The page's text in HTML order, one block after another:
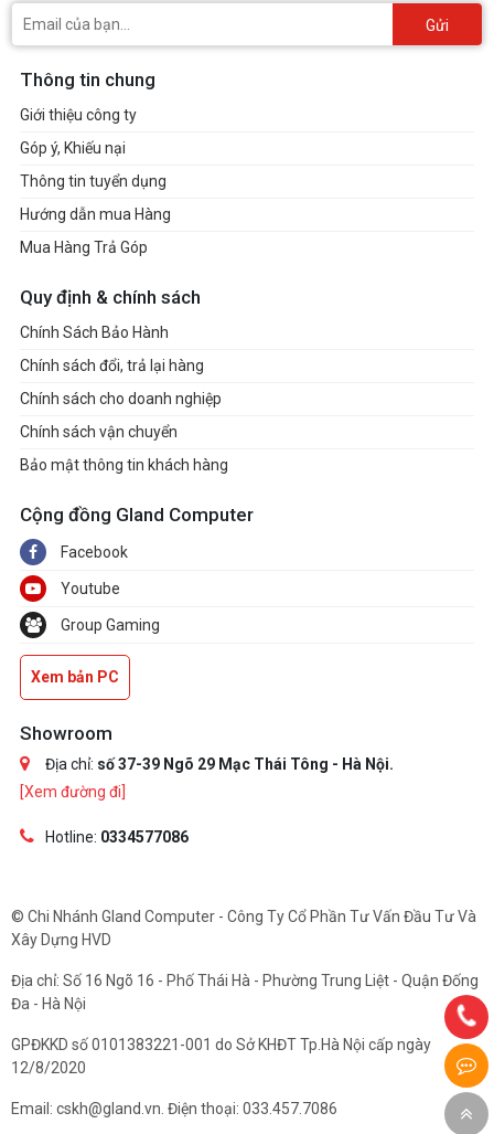
Gửi
Thông tin chung
Giới thiệu công ty
Góp ý, Khiếu nại
Thông tin tuyển dụng
Hướng dẫn mua Hàng
Mua Hàng Trả Góp
Quy định & chính sách
Chính Sách Bảo Hành
Chính sách đổi, trả lại hàng
Chính sách cho doanh nghiệp
Chính sách vận chuyển
Bảo mật thông tin khách hàng
Cộng đồng Gland Computer
Facebook
Youtube
Group Gaming
Xem bản PC
Showroom
Địa chỉ: số 37-39 Ngõ 29 Mạc Thái Tông - Hà Nội.
[Xem đường đi]
Hotline: 0334577086
© Chi Nhánh Gland Computer - Công Ty Cổ Phần Tư Vấn Đầu Tư Và
Xây Dựng HVD
Địa chỉ: Số 16 Ngõ 16 - Phố Thái Hà - Phường Trung Liệt - Quận Đống
Đa - Hà Nội
GPĐKKD số 0101383221-001 do Sở KHĐT Tp.Hà Nội cấp ngày
12/8/2020
Email: cskh@gland.vn. Điện thoại: 033.457.7086